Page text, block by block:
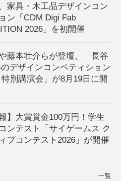
家具・木工品デザインコン
ン「CDM Digi Fab
2026」を初開催
藤本壮介らが登壇、「長谷
デザインコンペティション
別講演会」が8月19日に開
】大賞賞金100万円！学生
ンテスト「サイゲームス ク
ブコンテスト2026」が開催
一覧